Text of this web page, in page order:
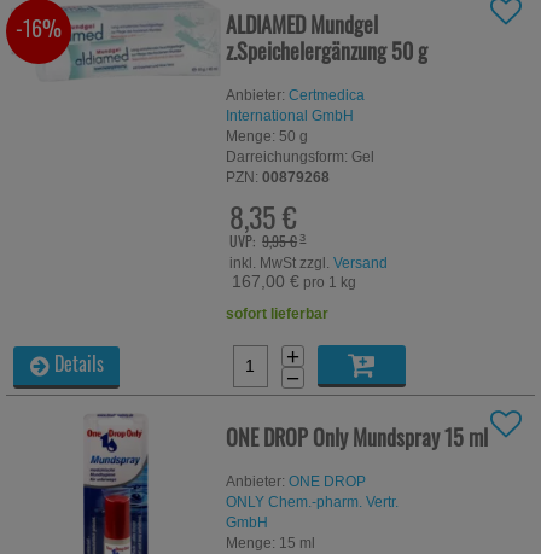
ALDIAMED Mundgel
z.Speichelergänzung50 g
Anbieter: Certmedica
International GmbH
Menge: 50 g
Darreichungsform: Gel
PZN: 00879268
8,35 €
UVP: 9,95 €³
inkl. MwSt zzgl.Versand
167,00 € pro 1 kg
-16%
sofort lieferbar
+
−
Details
ONE DROP Only Mundspray15 ml
Anbieter: ONE DROP
ONLY Chem.-pharm. Vertr.
GmbH
Menge: 15 ml